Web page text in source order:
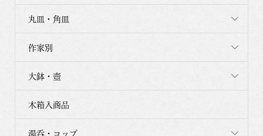
丸皿・角皿
作家別
大鉢・壺
木箱入商品
湯呑・コップ